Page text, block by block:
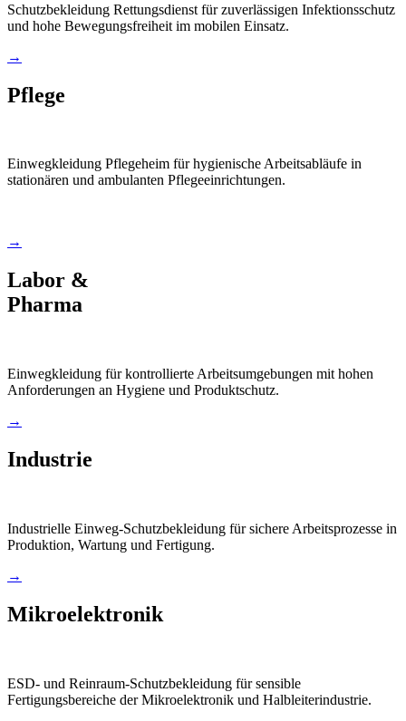
Schutzbekleidung Rettungsdienst für zuverlässigen Infektionsschutz
und hohe Bewegungsfreiheit im mobilen Einsatz.
→
Pflege
Einwegkleidung Pflegeheim für hygienische Arbeitsabläufe in
stationären und ambulanten Pflegeeinrichtungen.
→
Labor &
Pharma
Einwegkleidung für kontrollierte Arbeitsumgebungen mit hohen
Anforderungen an Hygiene und Produktschutz.
→
Industrie
Industrielle Einweg-Schutzbekleidung für sichere Arbeitsprozesse in
Produktion, Wartung und Fertigung.
→
Mikroelektronik
ESD- und Reinraum-Schutzbekleidung für sensible
Fertigungsbereiche der Mikroelektronik und Halbleiterindustrie.